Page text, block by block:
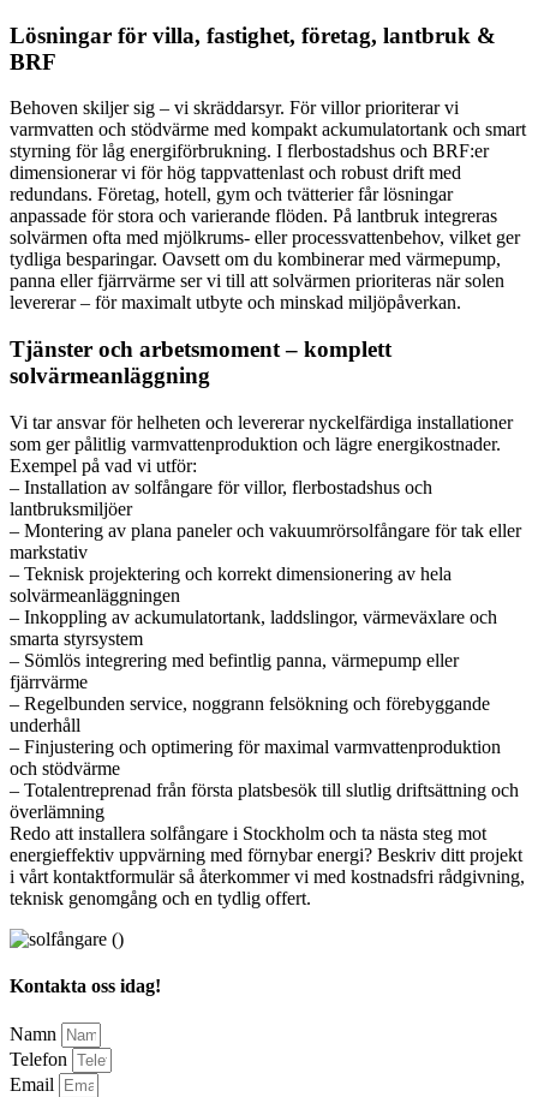
Lösningar för villa, fastighet, företag, lantbruk &
BRF
Behoven skiljer sig – vi skräddarsyr. För villor prioriterar vi
varmvatten och stödvärme med kompakt ackumulatortank och smart
styrning för låg energiförbrukning. I flerbostadshus och BRF:er
dimensionerar vi för hög tappvattenlast och robust drift med
redundans. Företag, hotell, gym och tvätterier får lösningar
anpassade för stora och varierande flöden. På lantbruk integreras
solvärmen ofta med mjölkrums- eller processvattenbehov, vilket ger
tydliga besparingar. Oavsett om du kombinerar med värmepump,
panna eller fjärrvärme ser vi till att solvärmen prioriteras när solen
levererar – för maximalt utbyte och minskad miljöpåverkan.
Tjänster och arbetsmoment – komplett
solvärmeanläggning
Vi tar ansvar för helheten och levererar nyckelfärdiga installationer
som ger pålitlig varmvattenproduktion och lägre energikostnader.
Exempel på vad vi utför:
– Installation av solfångare för villor, flerbostadshus och
lantbruksmiljöer
– Montering av plana paneler och vakuumrörsolfångare för tak eller
markstativ
– Teknisk projektering och korrekt dimensionering av hela
solvärmeanläggningen
– Inkoppling av ackumulatortank, laddslingor, värmeväxlare och
smarta styrsystem
– Sömlös integrering med befintlig panna, värmepump eller
fjärrvärme
– Regelbunden service, noggrann felsökning och förebyggande
underhåll
– Finjustering och optimering för maximal varmvattenproduktion
och stödvärme
– Totalentreprenad från första platsbesök till slutlig driftsättning och
överlämning
Redo att installera solfångare i Stockholm och ta nästa steg mot
energieffektiv uppvärning med förnybar energi? Beskriv ditt projekt
i vårt kontaktformulär så återkommer vi med kostnadsfri rådgivning,
teknisk genomgång och en tydlig offert.
Kontakta oss idag!
Namn
Telefon
Email